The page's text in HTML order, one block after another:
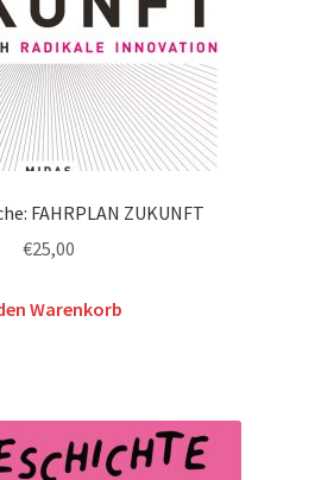
FAHRPLAN ZUKUNFT
€25,00
Warenkorb